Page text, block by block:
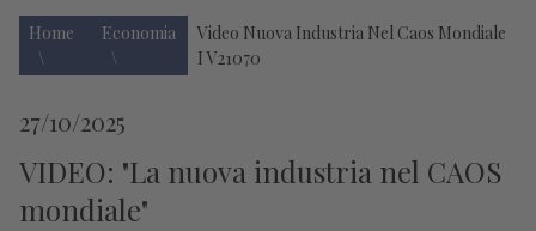
Home Economia
Video Nuova Industria Nel Caos Mondiale
I V21070
27/10/2025
VIDEO: "La nuova industria nel CAOS
mondiale"